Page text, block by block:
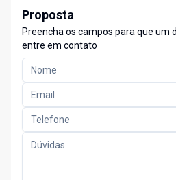
Proposta
Preencha os campos para que um
entre em contato